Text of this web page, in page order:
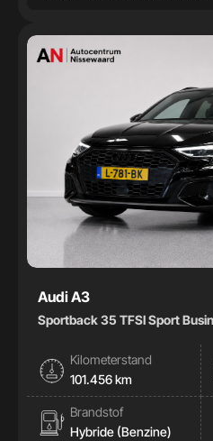
Audi A3
Sportback 35 TFSI Sport
Kilometerstand
101.456 km
Brandstof
Hybride (Benzine)